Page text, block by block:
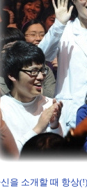
을 소개할 때 항상